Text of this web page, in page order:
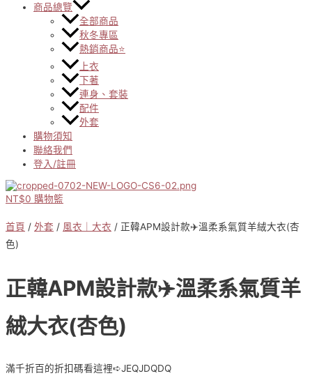
商品總覽
全部商品
秋冬專區
熱銷商品⭐
上衣
下著
連身、套裝
配件
外套
購物須知
聯絡我們
登入/註冊
NT$0 購物籃
首頁 / 外套 / 風衣｜大衣 / 正韓APM設計款✈️溫柔系氣質羊絨大衣(杏
色)
正韓APM設計款✈️溫柔系氣質羊
絨大衣(杏色)
滿千折百的折扣碼看這裡➪JEQJDQDQ